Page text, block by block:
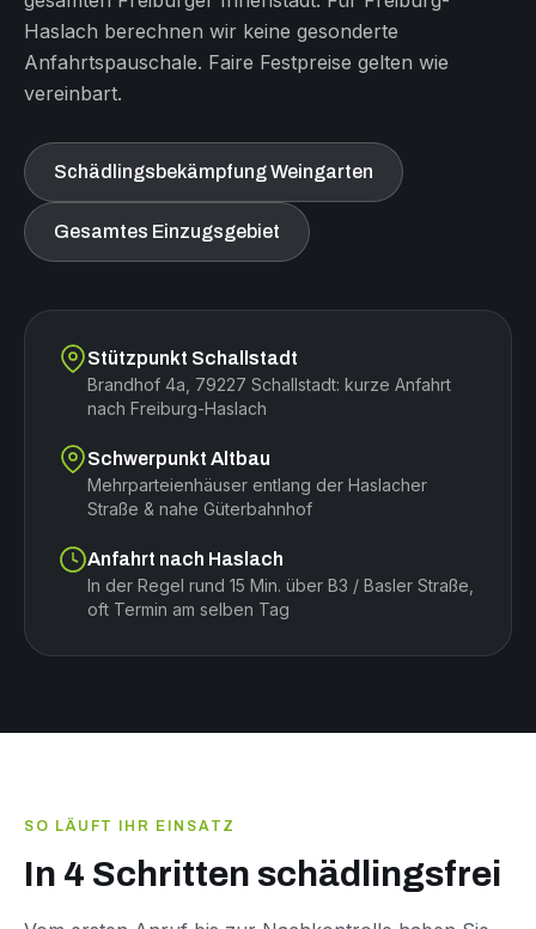
Haslach berechnen wir keine gesonderte
Anfahrtspauschale. Faire Festpreise gelten wie
vereinbart.
Schädlingsbekämpfung Weingarten
Gesamtes Einzugsgebiet
Stützpunkt Schallstadt
Brandhof 4a, 79227 Schallstadt: kurze Anfahrt
nach Freiburg-Haslach
Schwerpunkt Altbau
Mehrparteienhäuser entlang der Haslacher
Straße & nahe Güterbahnhof
Anfahrt nach Haslach
In der Regel rund 15 Min. über B3 / Basler Straße,
oft Termin am selben Tag
SO LÄUFT IHR EINSATZ
In 4 Schritten schädlingsfrei